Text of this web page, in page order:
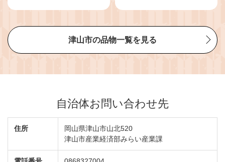
料無料 消耗品 生活用品 防災 備蓄
津山市の品物一覧を見る
自治体お問い合わせ先
住所
岡山県津山市山北520
津山市産業経済部みらい産業課